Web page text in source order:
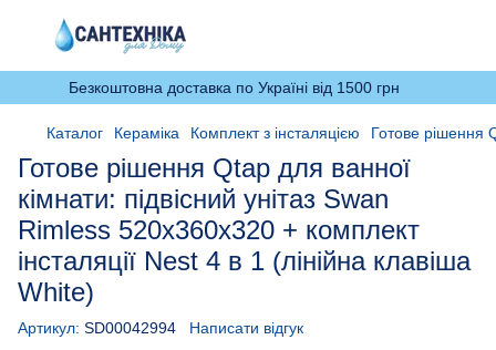
Безкоштовна доставка по Україні від 1500 грн
Каталог Кераміка Комплект з інсталяцією Готове рішення
Готове рішення Qtap для ванної
кімнати: підвісний унітаз Swan
Rimless 520х360х320 + комплект
інсталяції Nest 4 в 1 (лінійна клавіша
White)
Артикул: SD00042994 Написати відгук